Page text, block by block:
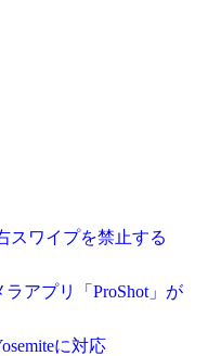
スワイプを禁止する
ラアプリ「ProShot」が
に対応